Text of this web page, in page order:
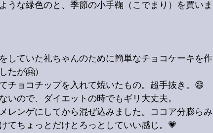
うな緑色のと、季節の小手鞠（こでまり）を買いま
していた礼ちゃんのために簡単なチョコケーキを作
たが🤗）
チョコチップを入れて焼いたもの。超手抜き。😄
ので、ダイエットの時でもギリ大丈夫。
レンゲにしてから混ぜ込みました。ココア分膨らみ
てちょっとだけとろっとしていい感じ。💗